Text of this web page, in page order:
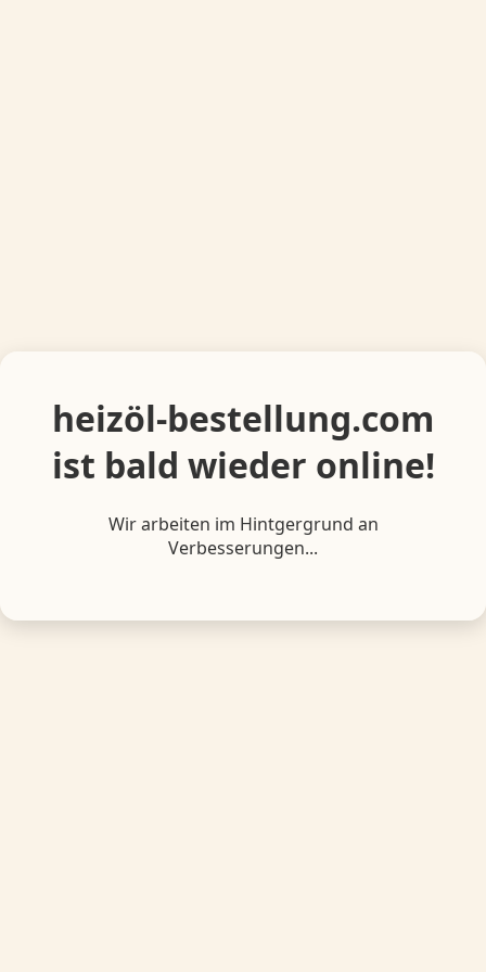
heizöl-bestellung.com
ist bald wieder online!
Wir arbeiten im Hintgergrund an
Verbesserungen...